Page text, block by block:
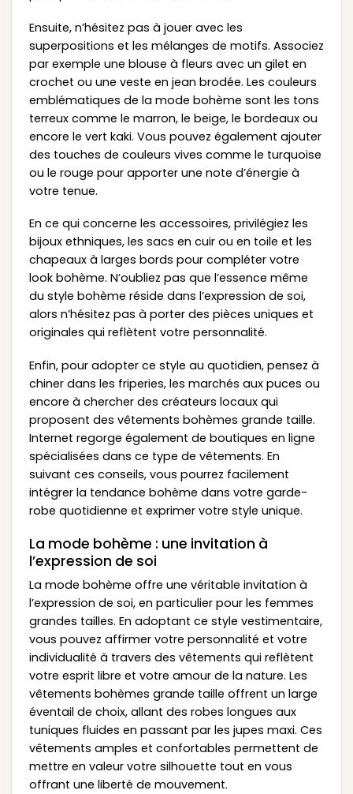
Ensuite, n’hésitez pas à jouer avec les
superpositions et les mélanges de motifs. Associez
par exemple une blouse à fleurs avec un gilet en
crochet ou une veste en jean brodée. Les couleurs
emblématiques de la mode bohème sont les tons
terreux comme le marron, le beige, le bordeaux ou
encore le vert kaki. Vous pouvez également ajouter
des touches de couleurs vives comme le turquoise
ou le rouge pour apporter une note d’énergie à
votre tenue.
En ce qui concerne les accessoires, privilégiez les
bijoux ethniques, les sacs en cuir ou en toile et les
chapeaux à larges bords pour compléter votre
look bohème. N’oubliez pas que l’essence même
du style bohème réside dans l’expression de soi,
alors n’hésitez pas à porter des pièces uniques et
originales qui reflètent votre personnalité.
Enfin, pour adopter ce style au quotidien, pensez à
chiner dans les friperies, les marchés aux puces ou
encore à chercher des créateurs locaux qui
proposent des vêtements bohèmes grande taille.
Internet regorge également de boutiques en ligne
spécialisées dans ce type de vêtements. En
suivant ces conseils, vous pourrez facilement
intégrer la tendance bohème dans votre garde-
robe quotidienne et exprimer votre style unique.
La mode bohème : une invitation à
l’expression de soi
La mode bohème offre une véritable invitation à
l’expression de soi, en particulier pour les femmes
grandes tailles. En adoptant ce style vestimentaire,
vous pouvez affirmer votre personnalité et votre
individualité à travers des vêtements qui reflètent
votre esprit libre et votre amour de la nature. Les
vêtements bohèmes grande taille offrent un large
éventail de choix, allant des robes longues aux
tuniques fluides en passant par les jupes maxi. Ces
vêtements amples et confortables permettent de
mettre en valeur votre silhouette tout en vous
offrant une liberté de mouvement.